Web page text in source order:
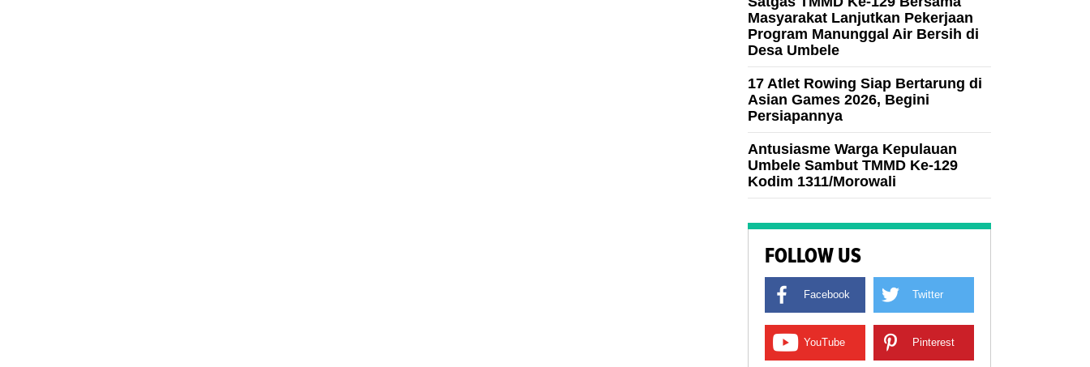
Masyarakat Lanjutkan Pekerjaan
Program Manunggal Air Bersih di
Desa Umbele
17 Atlet Rowing Siap Bertarung di
Asian Games 2026, Begini
Persiapannya
Antusiasme Warga Kepulauan
Umbele Sambut TMMD Ke-129
Kodim 1311/Morowali
FOLLOW US
Facebook Twitter
YouTube Pinterest